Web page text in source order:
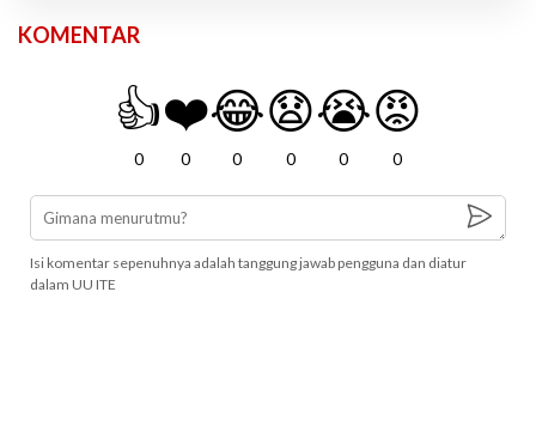
KOMENTAR
👍
0
❤️
0
😂
0
😧
0
😭
0
😡
0
Isi komentar sepenuhnya adalah tanggung jawab pengguna dan diatur
dalam UU ITE